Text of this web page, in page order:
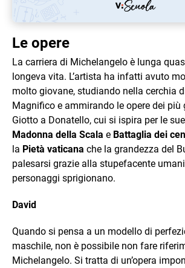
Le opere
La carriera di Michelangelo è lunga
longeva vita. L’artista ha infatti avuto
molto giovane, studiando nella cerchia
Magnifico e ammirando le opere dei più
Giotto a Donatello, cui si ispira per le
Madonna della Scala e Battaglia dei
la Pietà vaticana che la grandezza del
palesarsi grazie alla stupefacente
personaggi sprigionano.
David
Quando si pensa a un modello di
maschile, non è possibile non fare
Michelangelo. Si tratta di un’opera